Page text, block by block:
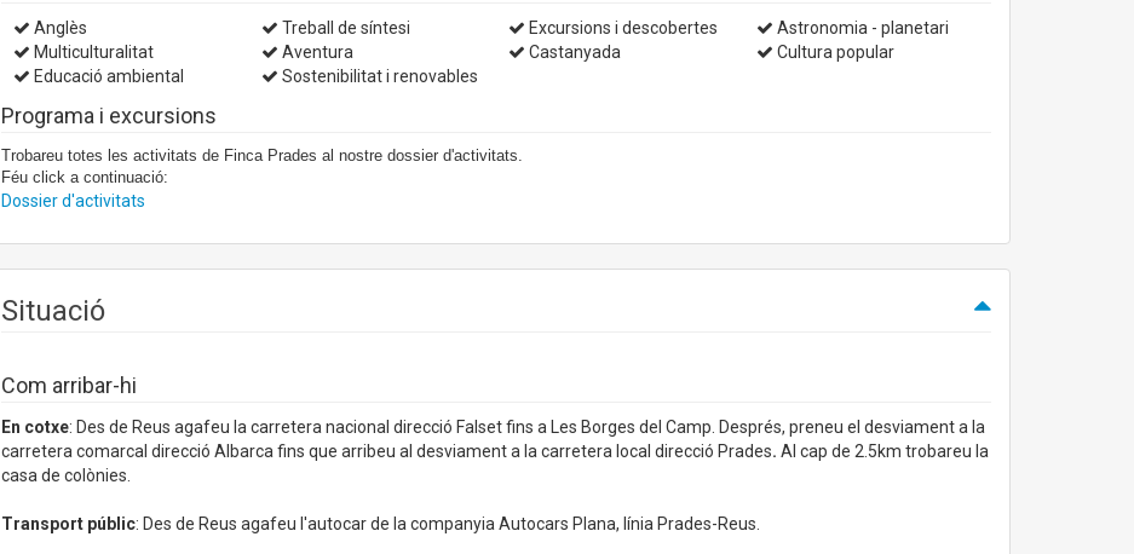
Anglès Treball de síntesi Excursions i descobertes
Astronomia - planetari
Multiculturalitat
Aventura Castanyada
Cultura popular
Educació ambiental
Sostenibilitat i renovables
Programa i excursions
Trobareu totes les activitats de Finca Prades al nostre dossier d'activitats.
Féu click a continuació:
Dossier d'activitats
Situació
Com arribar-hi
En cotxe: Des de Reus agafeu la carretera nacional direcció Falset fins a Les Borges del Camp. Després, preneu el desviament a la
carretera comarcal direcció Albarca fins que arribeu al desviament a la carretera local direcció Prades. Al cap de 2.5km trobareu la
casa de colònies.
Transport públic: Des de Reus agafeu l'autocar de la companyia Autocars Plana, línia Prades-Reus.